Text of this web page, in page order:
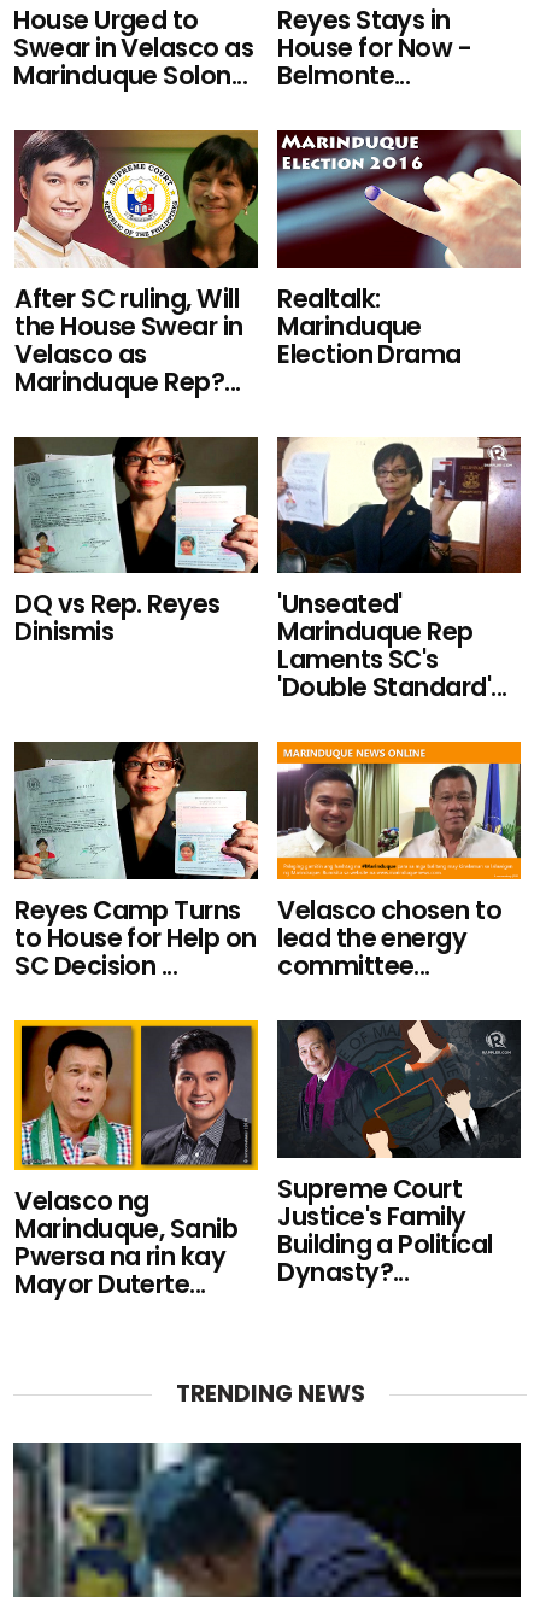
House Urged to
Swear in Velasco as
Marinduque Solon...
Reyes Stays in
House for Now -
Belmonte...
After SC ruling, Will
the House Swear in
Velasco as
Marinduque Rep?...
Realtalk:
Marinduque
Election Drama
DQ vs Rep. Reyes
Dinismis
'Unseated'
Marinduque Rep
Laments SC's
'Double Standard'...
Reyes Camp Turns
to House for Help on
SC Decision ...
Velasco chosen to
lead the energy
committee...
Velasco ng
Marinduque, Sanib
Pwersa na rin kay
Mayor Duterte...
Supreme Court
Justice's Family
Building a Political
Dynasty?...
TRENDING NEWS